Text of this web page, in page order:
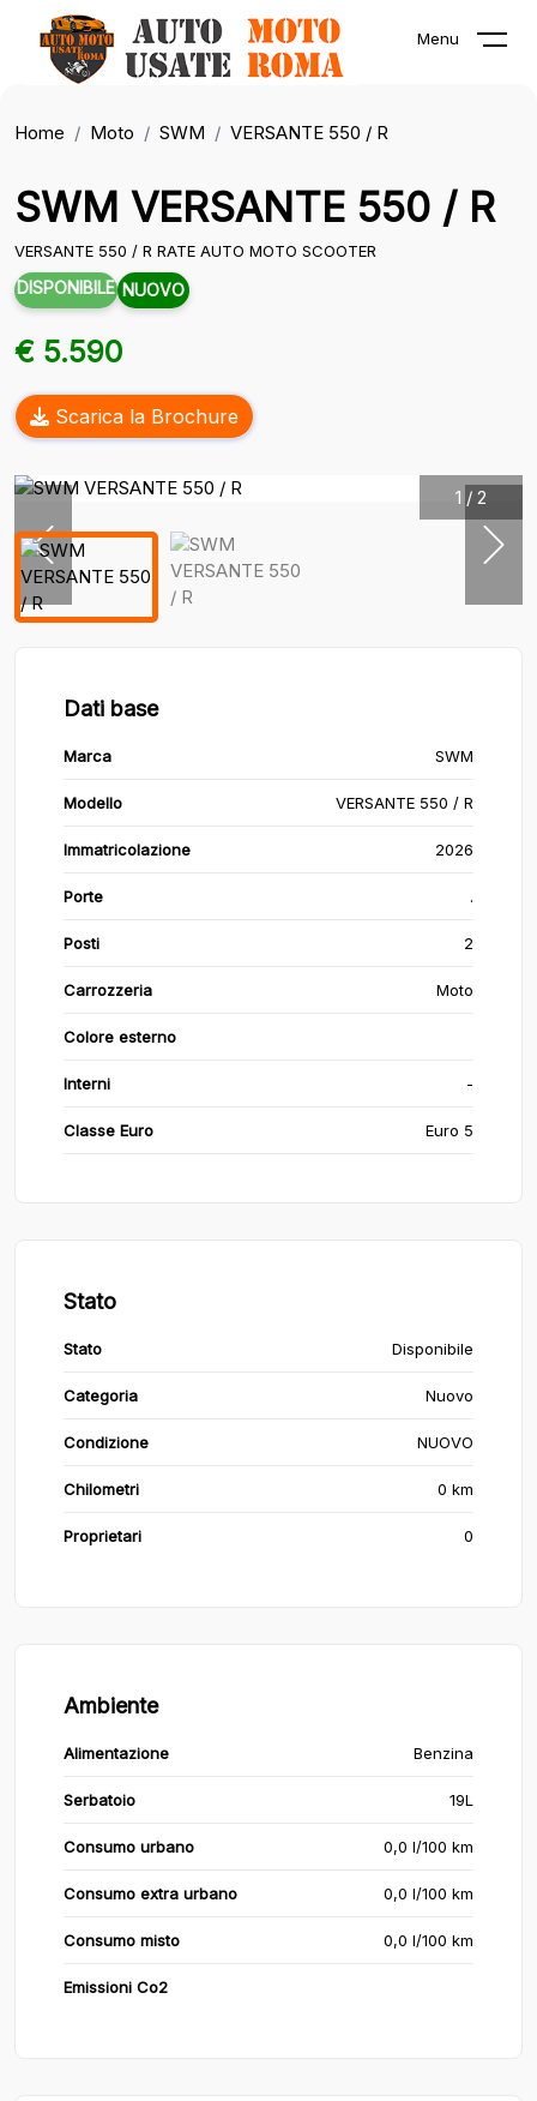
Menu
Home Moto SWM VERSANTE 550 / R
SWM VERSANTE 550 / R
VERSANTE 550 / R RATE AUTO MOTO SCOOTER
DISPONIBILE NUOVO
€ 5.590
Scarica la Brochure
1 / 2
Dati base
Marca SWM
Modello VERSANTE 550 / R
Immatricolazione 2026
Porte .
Posti 2
Carrozzeria Moto
Colore esterno
Interni -
Classe Euro Euro 5
Stato
Stato Disponibile
Categoria Nuovo
Condizione NUOVO
Chilometri 0 km
Proprietari 0
Ambiente
Alimentazione Benzina
Serbatoio 19L
Consumo urbano 0,0 l/100 km
Consumo extra urbano 0,0 l/100 km
Consumo misto 0,0 l/100 km
Emissioni Co2